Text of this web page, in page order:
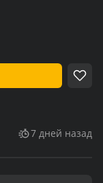
7 дней назад